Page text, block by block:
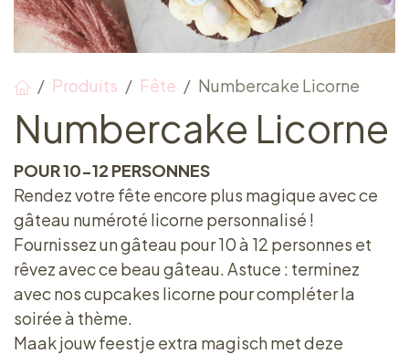
Produits Fête Numbercake Licorne
Numbercake Licorne
POUR 10-12 PERSONNES
Rendez votre fête encore plus magique avec ce
gâteau numéroté licorne personnalisé !
Fournissez un gâteau pour 10 à 12 personnes et
rêvez avec ce beau gâteau. Astuce : terminez
avec nos cupcakes licorne pour compléter la
soirée à thème.​
Maak jouw feestje extra magisch met deze